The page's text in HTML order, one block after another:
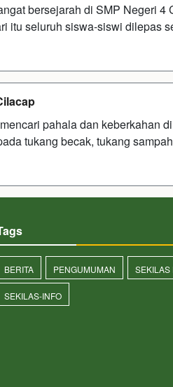
bersejarah di SMP Negeri 4
itu seluruh siswa-siswi dilepas
pahala dan keberkahan
tukang becak, tukang
BERITA PENGUMUMAN SEKILAS
SEKILAS-INFO